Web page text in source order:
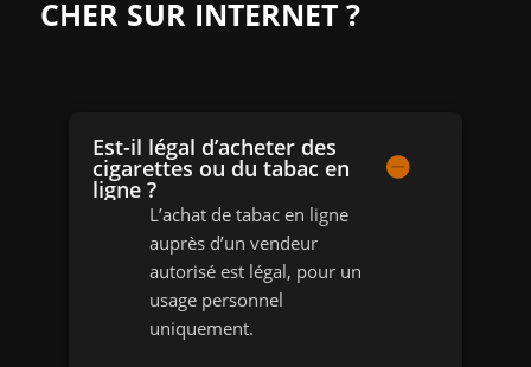
CHER SUR INTERNET ?
Est-il légal d’acheter des
cigarettes ou du tabac en
ligne ?
L’achat de tabac en ligne
auprès d’un vendeur
autorisé est légal, pour un
usage personnel
uniquement.